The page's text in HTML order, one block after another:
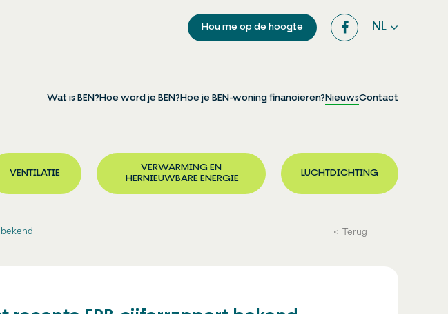
Hou me op de hoogte NL
Wat is BEN?Hoe word je BEN?Hoe je BEN-woning financieren?NieuwsContact
VENTILATIE
VERWARMING EN
HERNIEUWBARE ENERGIE
LUCHTDICHTING
Terug